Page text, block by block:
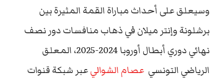
وسيعلق على أحداث مباراة القمة المثيرة بين
برشلونة وإنتر ميلان في ذهاب منافسات دور نصف
نهائي دوري أبطال أوروبا 2024-2025، المعلق
الرياضي التونسي عصام الشواليعبر شبكة قنوات